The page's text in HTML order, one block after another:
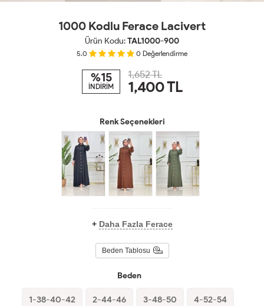
1000 Kodlu Ferace Lacivert
Ürün Kodu:TAL1000-900
5.0 0 Değerlendirme
%15
İNDİRİM
1,652 TL
1,400TL
Renk Seçenekleri
+ Daha Fazla Ferace
Beden Tablosu
Beden
1-38-40-42 2-44-46 3-48-50 4-52-54